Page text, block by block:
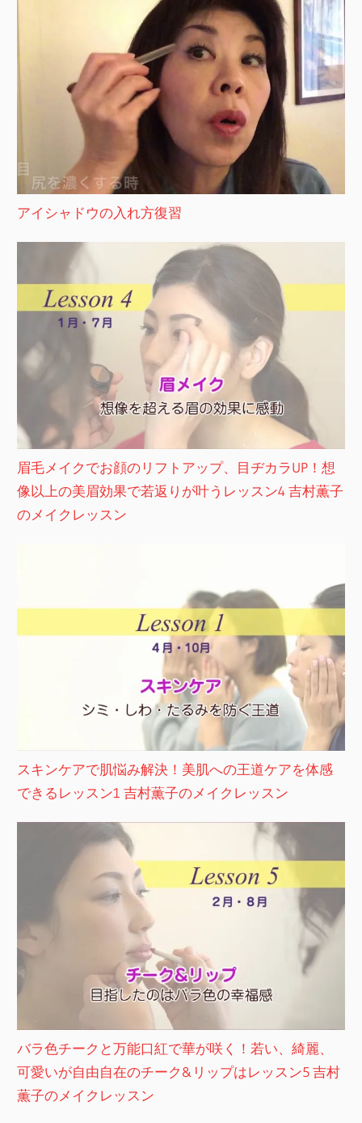
アイシャドウの入れ方復習
眉毛メイクでお顔のリフトアップ、目ヂカラUP！想
像以上の美眉効果で若返りが叶うレッスン4 吉村薫子
のメイクレッスン
スキンケアで肌悩み解決！美肌への王道ケアを体感
できるレッスン1 吉村薫子のメイクレッスン
バラ色チークと万能口紅で華が咲く！若い、綺麗、
可愛いが自由自在のチーク&リップはレッスン5 吉村
薫子のメイクレッスン